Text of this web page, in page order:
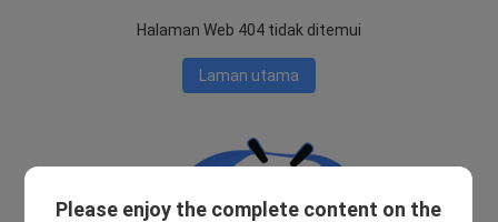
Halaman Web 404 tidak ditemui
Laman utama
Please enjoy the complete content on the